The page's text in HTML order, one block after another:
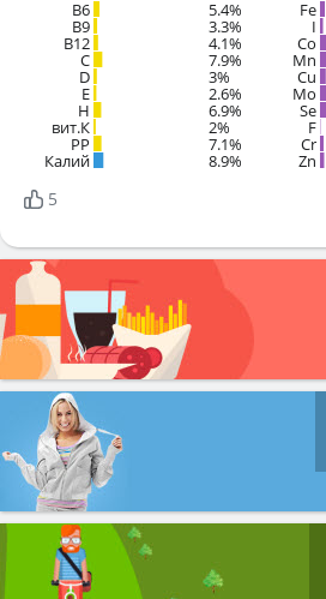
B6 5.4%
B9 3.3%
B12 4.1%
C 7.9%
D 3%
E 2.6%
H 6.9%
вит.К 2%
PP 7.1%
Калий 8.9%
Fe
I
Co
Mn
Cu
Mo
Se
F
Cr
Zn
5